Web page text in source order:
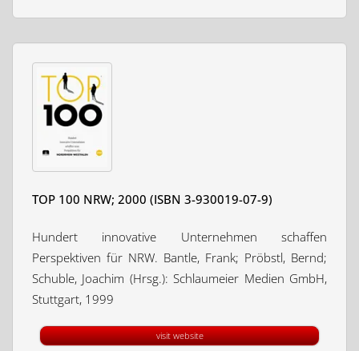
TOP 100 NRW; 2000 (ISBN 3-930019-07-9)
Hundert innovative Unternehmen schaffen
Perspektiven für NRW. Bantle, Frank; Pröbstl, Bernd;
Schuble, Joachim (Hrsg.): Schlaumeier Medien GmbH,
Stuttgart, 1999
visit website